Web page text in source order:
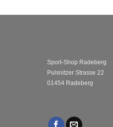
Sport-Shop Radeberg
Pulsnitzer Strasse 22
01454 Radeberg